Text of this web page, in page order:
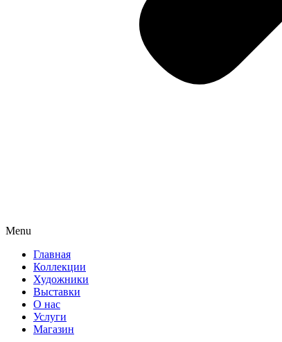
Menu
Главная
Коллекции
Художники
Выставки
О нас
Услуги
Магазин